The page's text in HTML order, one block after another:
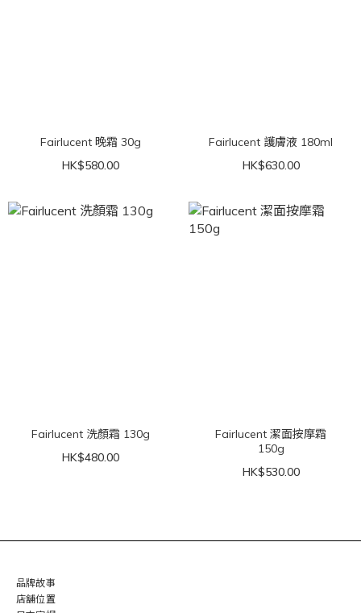
Fairlucent 晚霜 30g
HK$580.00
Fairlucent 護膚液 180ml
HK$630.00
Fairlucent 洗顏霜 130g
HK$480.00
Fairlucent 潔面按摩霜
150g
HK$530.00
品牌故事
店舖位置